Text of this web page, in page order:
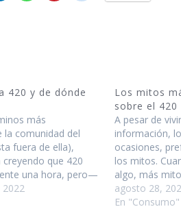
420 y de dónde
más
la comunidad del
fuera de ella),
que 420
una hora, pero—
sido su origen—la
Sigue leyendo para
Los mitos
sobre el 420
A pesar de
información,
ocasiones,
los mitos.
algo, más
alrededor.
persistentes
agosto 28,
En "Consumo"